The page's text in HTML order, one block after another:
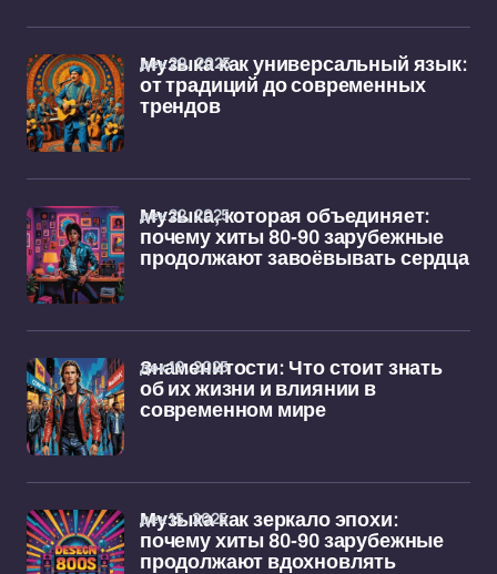
Музыка как универсальный язык:
от традиций до современных
трендов
дек 29, 2025
Музыка, которая объединяет:
почему хиты 80-90 зарубежные
продолжают завоёвывать сердца
дек 22, 2025
Знаменитости: Что стоит знать
об их жизни и влиянии в
современном мире
дек 19, 2025
Музыка как зеркало эпохи:
почему хиты 80-90 зарубежные
продолжают вдохновлять
дек 15, 2025